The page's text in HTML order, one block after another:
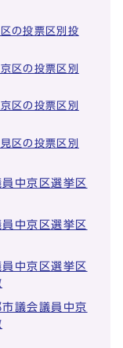
の投票区別投
区の投票区別
区の投票区別
区の投票区別
中京区選挙区
中京区選挙区
中京区選挙区
議会議員中京